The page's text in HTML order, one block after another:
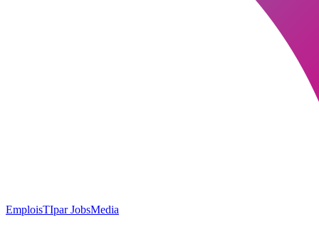
EmploisTIpar JobsMedia